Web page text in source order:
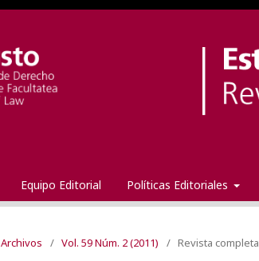
Equipo Editorial Políticas Editoriales
Archivos / Vol. 59 Núm. 2 (2011) / Revista completa